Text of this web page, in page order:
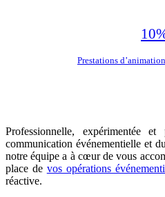
Prestations
Professionnelle, expérimentée
communication événementielle et
notre équipe a à cœur de vous
place de vos opérations
réactive.